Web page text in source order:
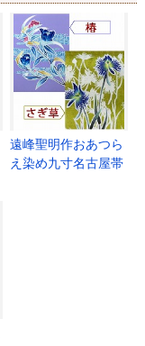
遠峰聖明作おあつら
え染め九寸名古屋帯